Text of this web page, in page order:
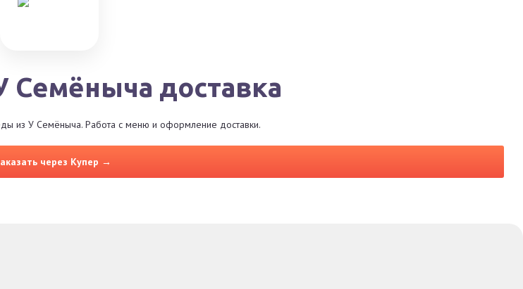
Семёныча доставка
из У Семёныча. Работа с меню и оформление доставки.
через Купер →